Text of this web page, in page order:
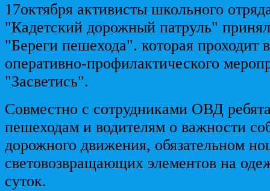
17октября активисты школьного
"Кадетский дорожный патруль"
"Береги пешехода". которая проходит
оперативно-профилактического
"Засветись".
Совместно с сотрудниками ОВД
пешеходам и водителям о важности
дорожного движения, обязательном
световозвращающих элементов на
суток.